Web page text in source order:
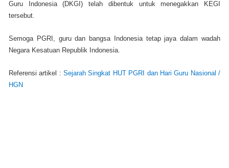
Guru Indonesia (DKGI) telah dibentuk untuk menegakkan KEGI
tersebut.
Semoga PGRI, guru dan bangsa Indonesia tetap jaya dalam wadah
Negara Kesatuan Republik Indonesia.
Referensi artikel :Sejarah Singkat HUT PGRI dan Hari Guru Nasional /
HGN